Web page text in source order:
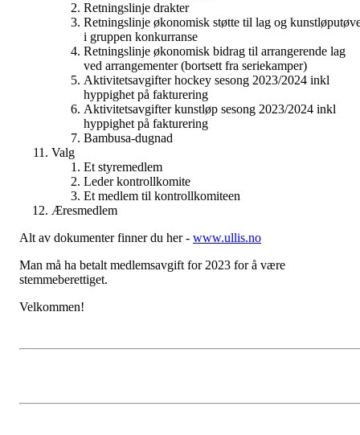
Retningslinje drakter
Retningslinje økonomisk støtte til lag og
i gruppen konkurranse
Retningslinje økonomisk bidrag til arrangerende lag
ved arrangementer (bortsett fra seriekamper)
Aktivitetsavgifter hockey sesong 2023/2024 inkl
hyppighet på fakturering
Aktivitetsavgifter kunstløp sesong 2023/2024 inkl
hyppighet på fakturering
Bambusa-dugnad
Valg
Et styremedlem
Leder kontrollkomite
Et medlem til kontrollkomiteen
Æresmedlem
Alt av dokumenter finner du her - www.ullis.no
Man må ha betalt medlemsavgift for 2023 for å være
stemmeberettiget.
Velkommen!